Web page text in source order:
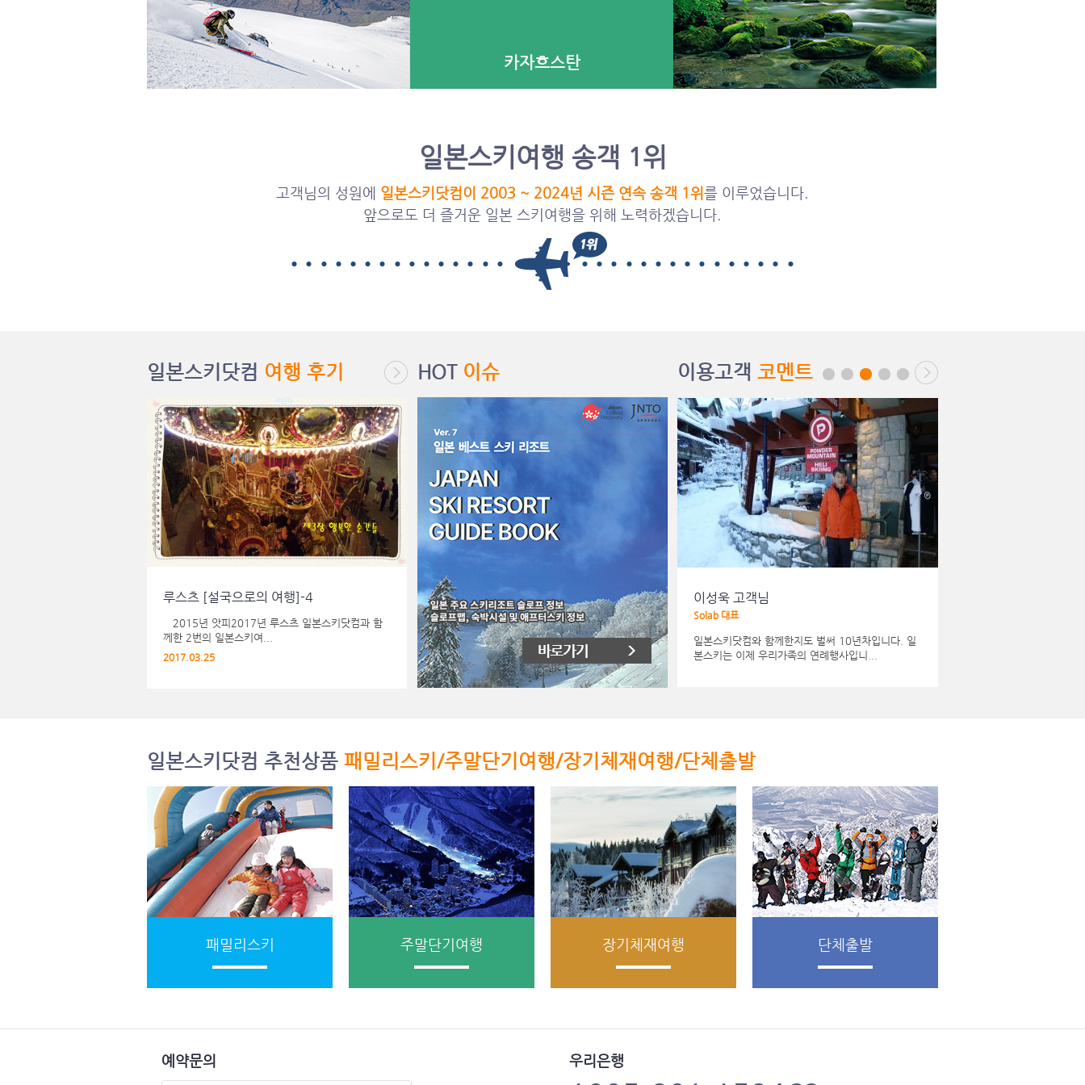
카자흐스탄
일본스키여행 송객 1위
고객님의 성원에 일본스키닷컴이 2003 ~ 2024년 시즌 연속 송객 1위를 이루었습니다.
앞으로도 더 즐거운 일본 스키여행을 위해 노력하겠습니다.
일본스키닷컴 여행 후기
루스츠 [설국으로의 여행]-4
2015년 앗피2017년 루스츠 일본스키닷컴과 함
께한 2번의 일본스키여...
2017.03.25
HOT 이슈 이용고객 코멘트
선우중호 고객님
일본스키닷컴은 항상 고객의 마음을 편하게 해 주려
는 노력이 돋보이는 여행사입니다. 고...
이지윤 고객님
Nokia Siemens Networks Kore...
8년여전 나가노 하쿠바스키를 시작으로 빠져들고만
일본스키여행! 황홀한 자연경관, 천혜...
이성욱 고객님
Solab 대표
일본스키닷컴와 함께한지도 벌써 10년차입니다. 일
본스키는 이제 우리가족의 연례행사입니...
일본스키닷컴 추천상품 패밀리스키/주말단기여행/장기체재여행/단체출발
패밀리스키 주말단기여행 장기체재여행 단체출발
예약문의 우리은행